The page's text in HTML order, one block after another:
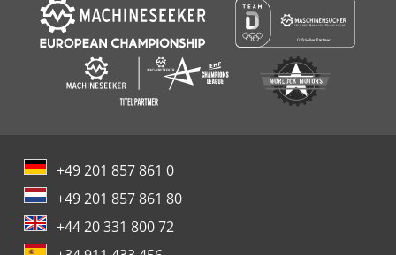
+49 201 857 861 0
+49 201 857 861 80
+44 20 331 800 72